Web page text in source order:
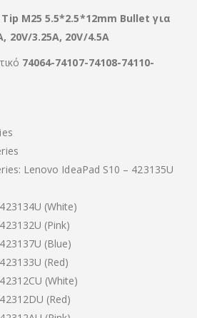
Tip M25 5.5*2.5*12mm Bullet για
20V/3.25A, 20V/4.5A
74064-74107-74108-74110-
Lenovo IdeaPad S10 – 423135U
(White)
(Pink)
(Blue)
(Red)
(White)
(Red)